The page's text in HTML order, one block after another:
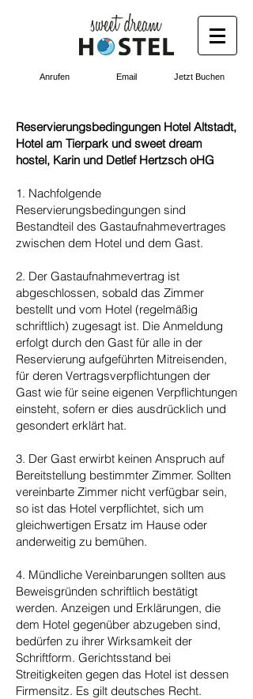
Email
Anrufen Jetzt Buchen
Reservierungsbedingungen Hotel Altstadt,
Hotel am Tierpark und sweet dream
hostel, Karin und Detlef Hertzsch oHG
1. Nachfolgende
Reservierungsbedingungen sind
Bestandteil des Gastaufnahmevertrages
zwischen dem Hotel und dem Gast.
2. Der Gastaufnahmevertrag ist
abgeschlossen, sobald das Zimmer
bestellt und vom Hotel (regelmäßig
schriftlich) zugesagt ist. Die Anmeldung
erfolgt durch den Gast für alle in der
Reservierung aufgeführten Mitreisenden,
für deren Vertragsverpflichtungen der
Gast wie für seine eigenen Verpflichtungen
einsteht, sofern er dies ausdrücklich und
gesondert erklärt hat.
3. Der Gast erwirbt keinen Anspruch auf
Bereitstellung bestimmter Zimmer. Sollten
vereinbarte Zimmer nicht verfügbar sein,
so ist das Hotel verpflichtet, sich um
gleichwertigen Ersatz im Hause oder
anderweitig zu bemühen.
4. Mündliche Vereinbarungen sollten aus
Beweisgründen schriftlich bestätigt
werden. Anzeigen und Erklärungen, die
dem Hotel gegenüber abzugeben sind,
bedürfen zu ihrer Wirksamkeit der
Schriftform. Gerichtsstand bei
Streitigkeiten gegen das Hotel ist dessen
Firmensitz. Es gilt deutsches Recht.